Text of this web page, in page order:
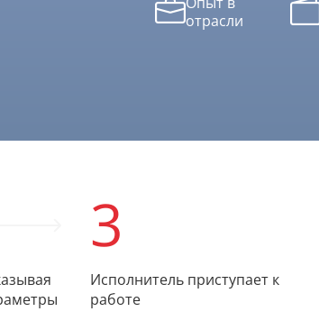
отрасли
3
Исполнитель приступает к
работе